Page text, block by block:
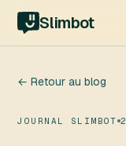
Slimbot
← Retour au blog
JOURNAL SLIMBOT